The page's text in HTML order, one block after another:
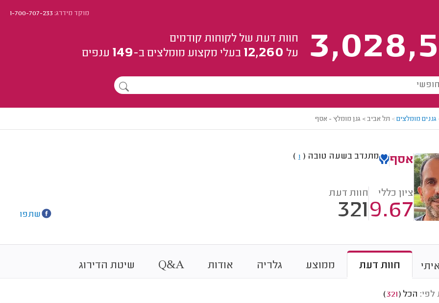
מוקד מידרג:1-700-707-233
חוות דעת של לקוחות קודמים
על 12,260 בעלי מקצוע מומלצים ב-149 ענפים
גננים מומלצים> תל אביב > גנן מומלץ - אסף
אסף מתנדב בשעה טובה (
1
)
ציון כללי
9.67
חוות דעת
321 שתפו
חוות דעת ממוצע גלריה אודות Q&A שיטת הדירוג
לפי: הכל (
321
)